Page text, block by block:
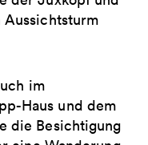
im
Haus und dem
die Besichtigung